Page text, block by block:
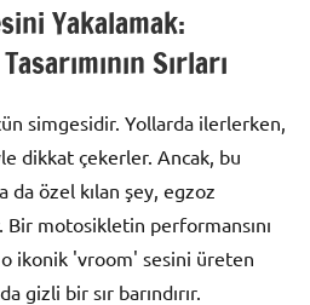
Yakalamak:
Sırları
simgesidir. Yollarda ilerlerken,
dikkat çekerler. Ancak, bu
özel kılan şey, egzoz
Bir motosikletin performansını
o ikonik 'vroom' sesini üreten
gizli bir sır barındırır.